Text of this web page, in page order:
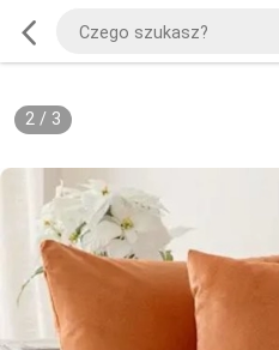
2/ 3